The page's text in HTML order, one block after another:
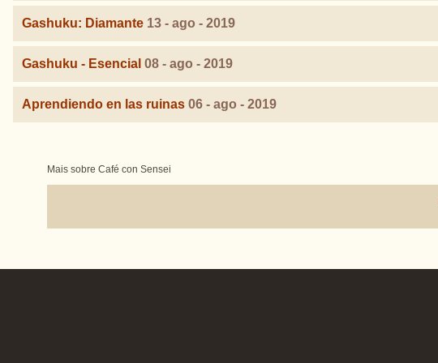
Gashuku: Diamante 13 - ago - 2019
Gashuku - Esencial 08 - ago - 2019
Aprendiendo en las ruinas 06 - ago - 2019
Mais sobre Café con Sensei